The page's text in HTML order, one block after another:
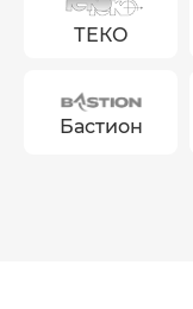
ТЕКО
Бастион